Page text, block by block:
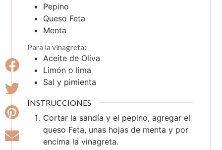
Pepino
Queso Feta
Menta
Para la vinagreta:
Aceite de Oliva
Limón o lima
Sal y pimienta
INSTRUCCIONES
Cortar la sandía y el pepino, agregar el
queso Feta, unas hojas de menta y por
encima la vinagreta.